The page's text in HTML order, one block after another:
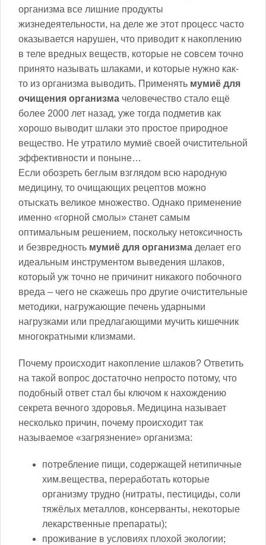
организма все лишние продукты
жизнедеятельности, на деле же этот процесс часто
оказывается нарушен, что приводит к накоплению
в теле вредных веществ, которые не совсем точно
принято называть шлаками, и которые нужно как-
то из организма выводить. Применять мумиё для
очищения организма человечество стало ещё
более 2000 лет назад, уже тогда подметив как
хорошо выводит шлаки это простое природное
вещество. Не утратило мумиё своей очистительной
эффективности и поныне…
Если обозреть беглым взглядом всю народную
медицину, то очищающих рецептов можно
отыскать великое множество. Однако применение
именно «горной смолы» станет самым
оптимальным решением, поскольку нетоксичность
и безвредность мумиё для организма делает его
идеальным инструментом выведения шлаков,
который уж точно не причинит никакого побочного
вреда – чего не скажешь про другие очистительные
методики, нагружающие печень ударными
нагрузками или предлагающими мучить кишечник
многократными клизмами.
Почему происходит накопление шлаков? Ответить
на такой вопрос достаточно непросто потому, что
подобный ответ стал бы ключом к нахождению
секрета вечного здоровья. Медицина называет
несколько причин, почему происходит так
называемое «загрязнение» организма:
потребление пищи, содержащей нетипичные
хим.вещества, переработать которые
организму трудно (нитраты, пестициды, соли
тяжёлых металлов, консерванты, некоторые
лекарственные препараты);
проживание в условиях плохой экологии;